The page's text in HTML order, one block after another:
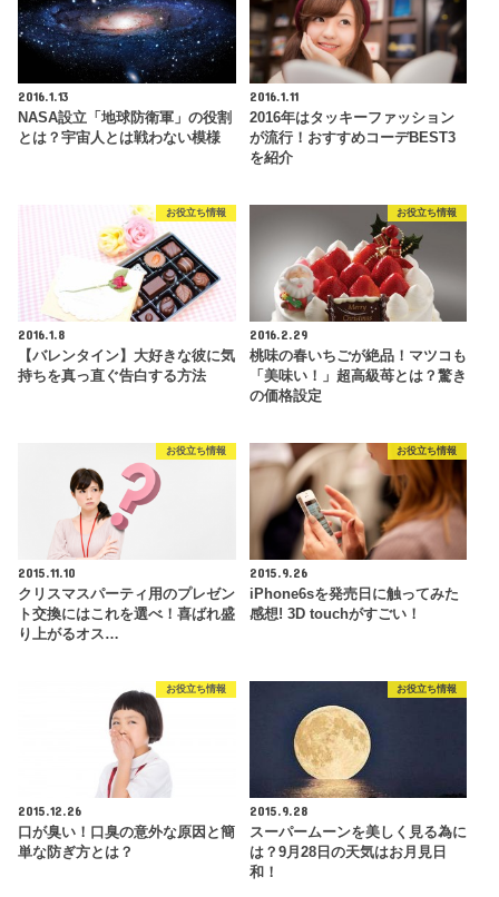
2016.1.13
NASA設立「地球防衛軍」の役割
とは？宇宙人とは戦わない模様
2016.1.11
2016年はタッキーファッション
が流行！おすすめコーデBEST3
を紹介
お役立ち情報
2016.1.8
【バレンタイン】大好きな彼に気
持ちを真っ直ぐ告白する方法
お役立ち情報
2016.2.29
桃味の春いちごが絶品！マツコも
「美味い！」超高級苺とは？驚き
の価格設定
お役立ち情報
2015.11.10
クリスマスパーティ用のプレゼン
ト交換にはこれを選べ！喜ばれ盛
り上がるオス…
お役立ち情報
2015.9.26
iPhone6sを発売日に触ってみた
感想! 3D touchがすごい！
お役立ち情報
2015.12.26
口が臭い！口臭の意外な原因と簡
単な防ぎ方とは？
お役立ち情報
2015.9.28
スーパームーンを美しく見る為に
は？9月28日の天気はお月見日
和！